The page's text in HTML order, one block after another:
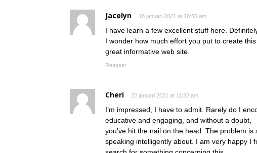
Jacelyn 18 januari 2021 at 10:35 am
I have learn a few excellent stuff here.
I wonder how much effort you put to create
great informative web site.
Reageer
Cheri 22 januari 2021 at 11:32 am
I’m impressed, I have to admit. Rarely do I
educative and engaging, and without a doubt,
you’ve hit the nail on the head. The problem
speaking intelligently about. I am very happy I